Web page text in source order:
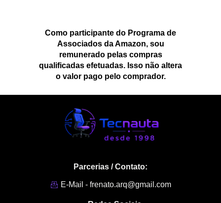
Como participante do Programa de
Associados da Amazon, sou
remunerado pelas compras
qualificadas efetuadas. Isso não altera
o valor pago pelo comprador.
Parcerias / Contato:
E-Mail - frenato.arq@gmail.com